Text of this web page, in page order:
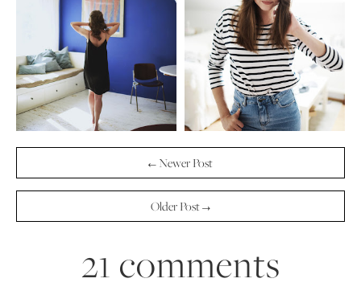
← Newer Post
Older Post →
21 comments